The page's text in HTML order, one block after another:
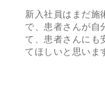
新入社員はまだ施
で、患者さんが自
て、患者さんにも
てほしいと思いま